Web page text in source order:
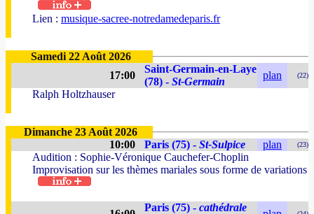
Lien : musique-sacree-notredamedeparis.fr
Samedi 22 Août 2026
17:00
Saint-Germain-en-Laye
(78) - St-Germain
plan (22)
Ralph Holtzhauser
Dimanche 23 Août 2026
10:00
Paris (75) - St-Sulpice plan (23)
Audition : Sophie-Véronique Cauchefer-Choplin
Improvisation sur les thèmes mariales sous forme de variations
Paris (75) - cathédrale